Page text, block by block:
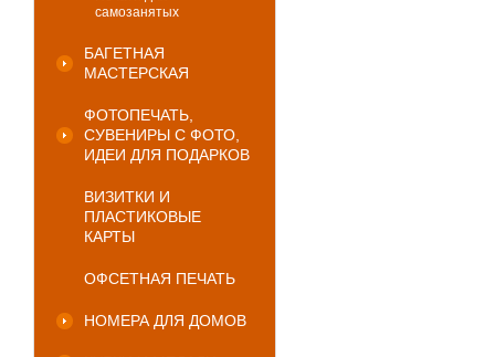
самозанятых
БАГЕТНАЯ
МАСТЕРСКАЯ
ФОТОПЕЧАТЬ,
СУВЕНИРЫ С ФОТО,
ИДЕИ ДЛЯ ПОДАРКОВ
ВИЗИТКИ И
ПЛАСТИКОВЫЕ
КАРТЫ
ОФСЕТНАЯ ПЕЧАТЬ
НОМЕРА ДЛЯ ДОМОВ